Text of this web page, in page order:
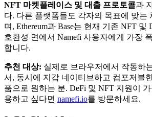
NFT 마켓플레이스 및 대출 프로토콜과
다. 다른 플랫폼들도 각자의 목표에 맞는
며, Ethereum과 Base는 현재 기존 NFT 및
호환성 면에서 Namefi 사용자에게 가장
합니다.
추천 대상: 실제로 브라우저에서 작동하
서, 동시에 지갑 네이티브하고 컴포저블
품으로 원하는 분. DeFi 및 NFT 지원이
용하고 싶다면 namefi.io를 방문하세요.